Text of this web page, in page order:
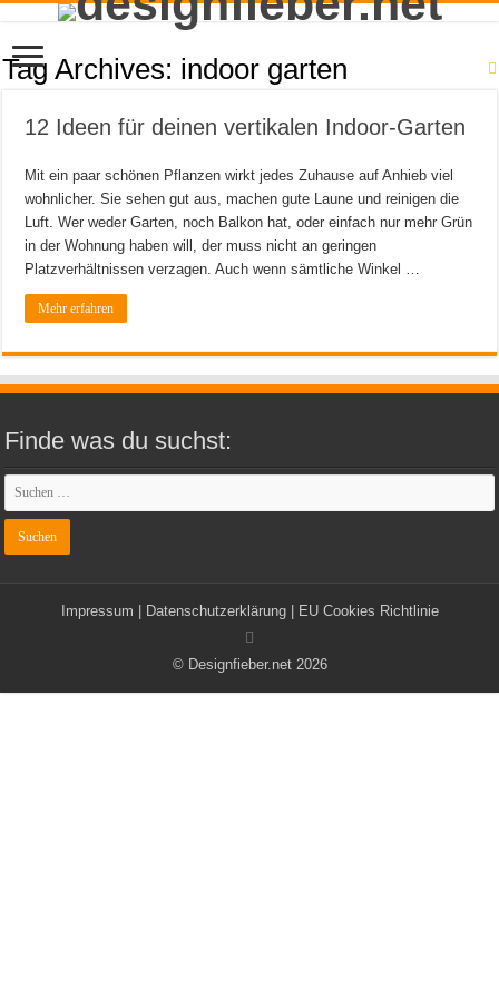
Tag Archives: indoor garten
12 Ideen für deinen vertikalen Indoor-Garten
Mit ein paar schönen Pflanzen wirkt jedes Zuhause auf Anhieb viel
wohnlicher. Sie sehen gut aus, machen gute Laune und reinigen die
Luft. Wer weder Garten, noch Balkon hat, oder einfach nur mehr Grün
in der Wohnung haben will, der muss nicht an geringen
Platzverhältnissen verzagen. Auch wenn sämtliche Winkel …
Mehr erfahren
Finde was du suchst:
Impressum Datenschutzerklärung| EU Cookies Richtlinie
© Designfieber.net 2026